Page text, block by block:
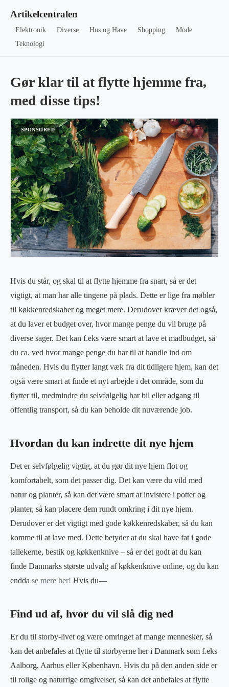
Artikelcentralen
Elektronik Diverse Hus og Have Shopping
Mode
Teknologi
Gør klar til at flytte hjemme fra,
med disse tips!
Hvis du står, og skal til at flytte hjemme fra snart, så er det
vigtigt, at man har alle tingene på plads. Dette er lige fra møbler
til køkkenredskaber og meget mere. Derudover kræver det også,
at du laver et budget over, hvor mange penge du vil bruge på
diverse sager. Det kan f.eks være smart at lave et madbudget, så
du ca. ved hvor mange penge du har til at handle ind om
måneden. Hvis du flytter langt væk fra dit tidligere hjem, kan det
også være smart at finde et nyt arbejde i det område, som du
flytter til, medmindre du selvfølgelig har bil eller adgang til
offentlig transport, så du kan beholde dit nuværende job.
Hvordan du kan indrette dit nye hjem
Det er selvfølgelig vigtig, at du gør dit nye hjem flot og
komfortabelt, som det passer dig. Det kan være du vild med
natur og planter, så kan det være smart at invistere i potter og
planter, så kan placere dem rundt omkring i dit nye hjem.
Derudover er det vigtigt med gode køkkenredskaber, så du kan
komme til at lave med. Dette betyder at du skal have fat i gode
tallekerne, bestik og køkkenknive – så er det godt at du kan
finde Danmarks største udvalg af køkkenknive online, og du kan
endda se mere her! Hvis du—
Find ud af, hvor du vil slå dig ned
Er du til storby-livet og være omringet af mange mennesker, så
kan det anbefales at flytte til storbyerne her i Danmark som f.eks
Aalborg, Aarhus eller København. Hvis du på den anden side er
til rolige og naturrige omgivelser, så kan det anbefales at flytte